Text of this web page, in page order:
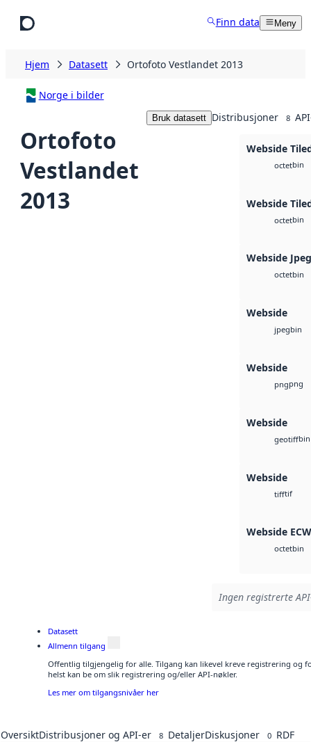
Finn data Meny
Hjem Datasett Ortofoto Vestlandet 2013
Norge i bilder
Ortofoto
Vestlandet
2013
Bruk datasett Distribusjoner 8
Webside
octetbin
Webside
octetbin
Webside
octetbin
Webside
jpegbin
Webside
pngpng
Webside
geotiffbin
Webside
tifftif
Webside ECW
octetbin
Ingen registrerte
Datasett
Allmenn tilgang
Offentlig tilgjengelig for alle. Tilgang kan likevel kreve registrering og
helst kan be om slik registrering og/eller API-nøkler.
Les mer om tilgangsnivåer her
OversiktDistribusjoner og API-er 8 DetaljerDiskusjoner 0 RDF